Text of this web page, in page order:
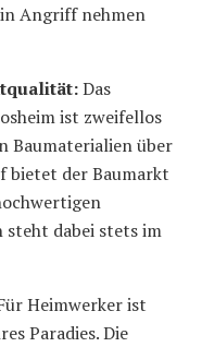
Angriff nehmen
Das
ist zweifellos
Baumaterialien über
bietet der Baumarkt
steht dabei stets im
Heimwerker ist
Paradies. Die